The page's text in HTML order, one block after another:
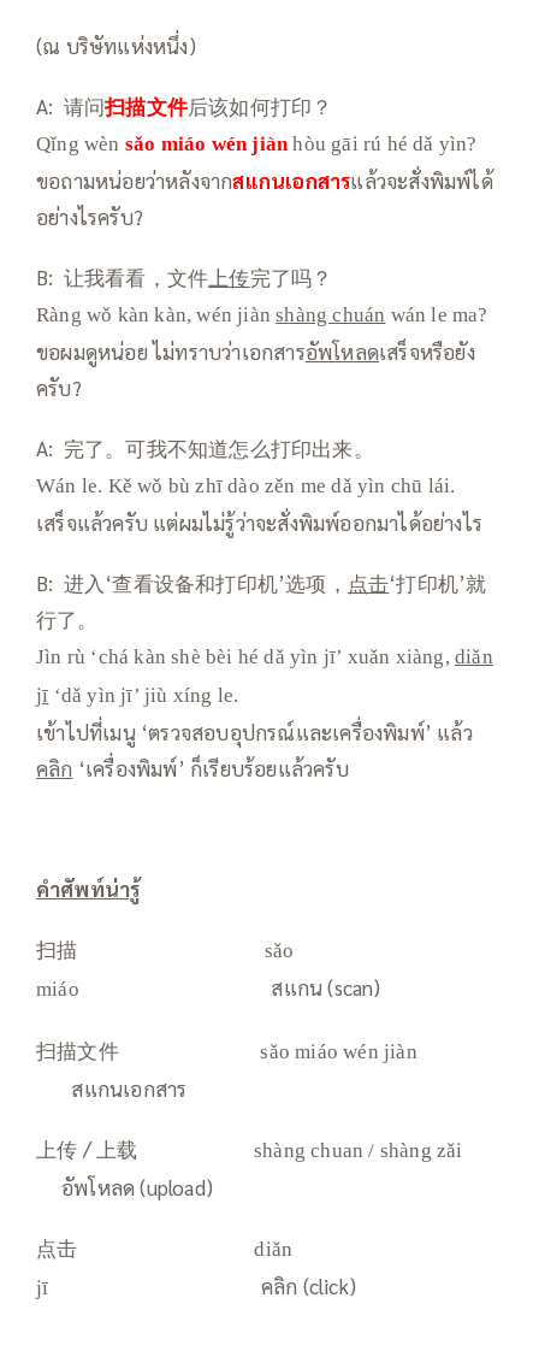
(ณ บริษัทแห่งหนึ่ง)
A: 请问扫描文件后该如何打印？
Qǐng wèn sǎo miáo wén jiàn hòu gāi rú hé dǎ yìn?
ขอถามหน่อยว่าหลังจากสแกนเอกสารแล้วจะสั่งพิมพ์ได้
อย่างไรครับ?
B: 让我看看，文件 上传完了吗？
Ràng wǒ kàn kàn, wén jiànshàng chuán wán le ma?
ขอผมดูหน่อย ไม่ทราบว่าเอกสารอัพโหลดเสร็จหรือยัง
ครับ?
A: 完了。可我不知道怎么打印出来。
Wán le. Kě wǒ bù zhī dào zěn me dǎ yìn chū lái.
เสร็จแล้วครับ แต่ผมไม่รู้ว่าจะสั่งพิมพ์ออกมาได้อย่างไร
B: 进入‘查看设备和打印机’选项， 点击‘打印机’就
行了。
Jìn rù ‘chá kàn shè bèi hé dǎ yìn jī’ xuǎn xiàng,diǎn
jī ‘dǎ yìn jī’ jiù xíng le.
เข้าไปที่เมนู ‘ตรวจสอบอุปกรณ์และเครื่องพิมพ์’ แล้ว
คลิก ‘เครื่องพิมพ์’ ก็เรียบร้อยแล้วครับ
คำศัพท์น่ารู้
扫描 sǎo
miáo
สแกน (scan)
扫描文件sǎo miáo wén jiàn
สแกนเอกสาร
上传 / 上载 shàng chuan / shàng zǎi
อัพโหลด (upload)
点击diǎn
jī
คลิก (click)